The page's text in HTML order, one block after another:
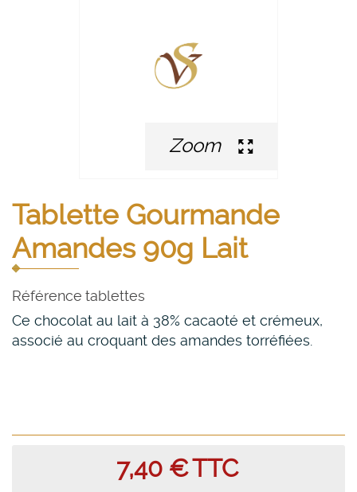
Zoom
Tablette Gourmande
Amandes 90g Lait
Référence tablettes
Ce chocolat au lait à 38% cacaoté et crémeux,
associé au croquant des amandes torréfiées.
7,40 €TTC